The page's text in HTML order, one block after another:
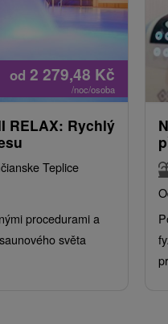
od 2 279,48 Kč
/noc/osoba
RELAX: Rychlý
Teplice
procedurami a
světa